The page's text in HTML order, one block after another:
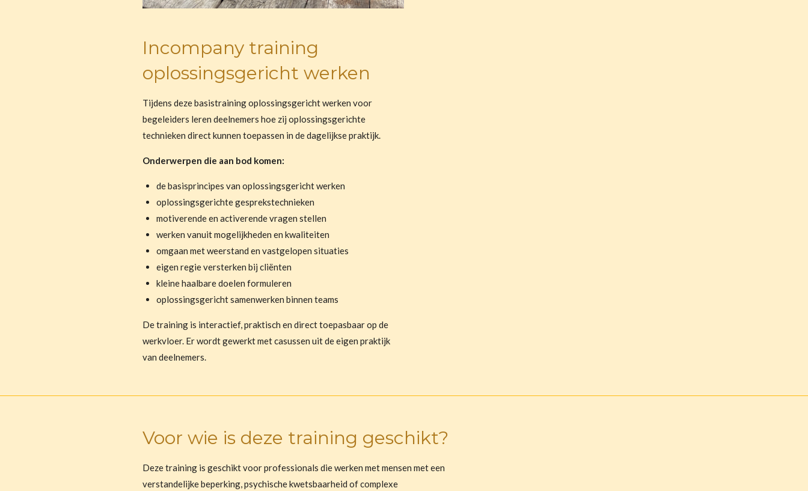
Incompany training
oplossingsgericht werken
Tijdens dezebasistraining oplossingsgericht werken voor
begeleiders leren deelnemers hoe zij oplossingsgerichte
technieken direct kunnen toepassen in de dagelijkse praktijk.
Onderwerpen die aan bod komen:
de basisprincipes van oplossingsgericht werken
oplossingsgerichte gesprekstechnieken
motiverende en activerende vragen stellen
werken vanuit mogelijkheden en kwaliteiten
omgaan met weerstand en vastgelopen situaties
eigen regie versterken bij cliënten
kleine haalbare doelen formuleren
oplossingsgericht samenwerken binnen teams
De training is interactief, praktisch en direct toepasbaar op de
werkvloer. Er wordt gewerkt met casussen uit de eigen praktijk
van deelnemers.
Voor wie is deze training geschikt?
Deze training is geschikt voor professionals die werken met mensen met een
verstandelijke beperking, psychische kwetsbaarheid of complexe